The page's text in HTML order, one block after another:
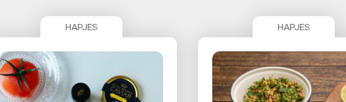
HAPJES HAPJES